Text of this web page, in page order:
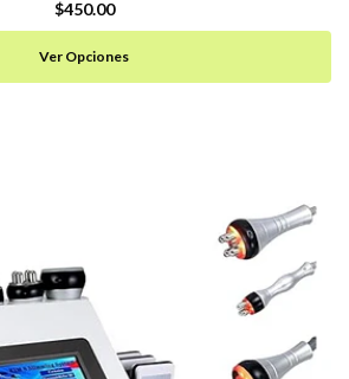
$450.00
Ver Opciones